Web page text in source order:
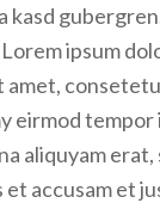
kasd
ipsum
amet,
eirmod
aliquyam erat,
accusam et